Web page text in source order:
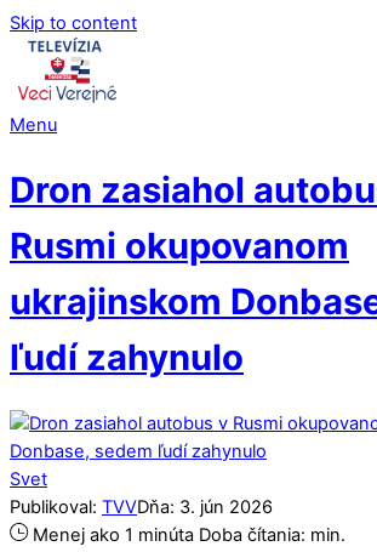
Skip to content
Menu
Dron zasiahol
Rusmi okupovanom
ukrajinskom
ľudí zahynulo
Svet
Publikoval: TVVDňa: 3. jún 2026
Menej ako 1 minúta Doba čítania: min.